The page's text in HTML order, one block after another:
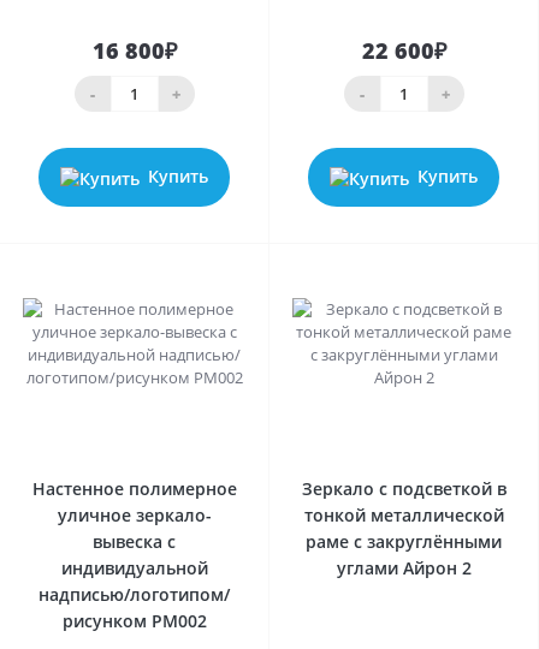
16 800₽
- +
Купить
22 600₽
- +
Купить
Настенное полимерное
уличное зеркало-
вывеска с
индивидуальной
надписью/логотипом/
рисунком PM002
Зеркало с подсветкой в
тонкой металлической
раме с закруглёнными
углами Айрон 2